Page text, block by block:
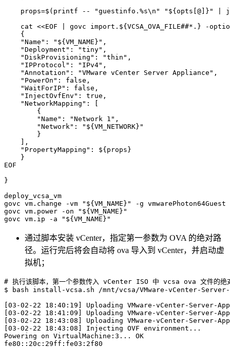
props=$( printf -- "guestinfo.%s\n " " ${opts @ } "
cat <<EOF govc import. ${VCSA_OVA_FILE##*.}
-
    {
    "Name": "
${VM_NAME} ",
    "Deployment": "tiny",
    "DiskProvisioning": "thin",
    "IPProtocol": "IPv4",
    "Annotation": "VMware vCenter Server Appliance",
    "PowerOn": false,
    "WaitForIP": false,
    "InjectOvfEnv": true,
    "NetworkMapping": [
        {
        "Name": "Network 1",
        "Network": "
${VM_NETWORK} "
        }
    ],
    "PropertyMapping":
${props}
    }
EOF
}
deploy_vcsa_vm
govc vm.change
-vm " ${VM_NAME} " -g vmwarePhoton64Guest
govc vm.power
-on " ${VM_NAME} "
govc vm.ip
-a " ${VM_NAME} "
通过脚本安装 vCenter，指定第一参数为 OVA 的绝对路
径。运行完后将会自动将 ova 导入到 vCenter，并启动虚
拟机；
# 执行该脚本，第一个参数传入 vCenter ISO 中 vcsa ova 文件的绝
$
bash install-vcsa.sh /mnt/vcsa/VMware-vCenter-Server-
03-02-22 18 :40:19
Uploading VMware-vCenter-Server-
03-02-22 18 :41:09
Uploading VMware-vCenter-Server-
03-02-22 18 :43:08
Uploading VMware-vCenter-Server-
03-02-22 18 :43:08 Injecting OVF environment .. .
Powering on VirtualMachine:3 .. . OK
fe80::20c:29ff:fe03:2f80